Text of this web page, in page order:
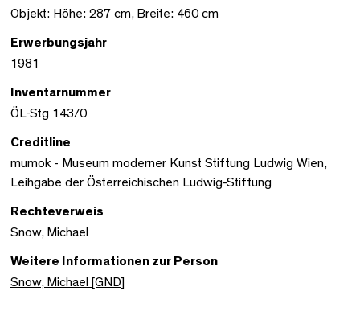
Objekt: Höhe: 287 cm, Breite: 460 cm
Erwerbungsjahr
1981
Inventarnummer
ÖL-Stg 143/0
Creditline
mumok - Museum moderner Kunst Stiftung Ludwig Wien,
Leihgabe der Österreichischen Ludwig-Stiftung
Rechteverweis
Snow, Michael
Weitere Informationen zur Person
Snow, Michael [GND]